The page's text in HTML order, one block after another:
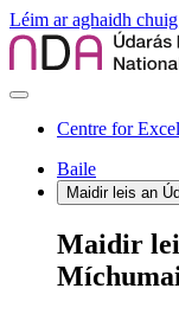
Léim ar aghaidh
Centre for
Baile
Maidir leis an
Maidir